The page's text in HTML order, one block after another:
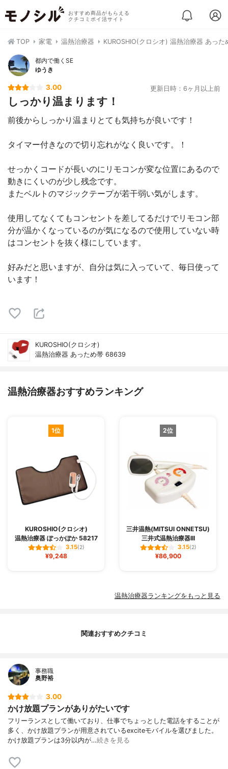
おすすめ商品がもらえる
クチコミポイ活サイト
TOP 家電 温熱治療器 KUROSHIO(クロシオ) 温熱治療器 あっ
都内で働くSE
ゆうき
3.00 更新日時：6ヶ月以上前
しっかり温まります！
前後からしっかり温まりとても気持ちが良いです！
タイマー付きなので切り忘れがなく良いです。！
せっかくコードが長いのにリモコンが変な位置にあるので
動きにくいのが少し残念です。
またベルトのマジックテープが若干弱い気がします。
使用してなくてもコンセントを差してるだけでリモコン部
分が温かくなっているのが気になるので使用していない時
はコンセントを抜く様にしています。
好みだと思いますが、自分は気に入っていて、毎日使って
います！
KUROSHIO(クロシオ)
温熱治療器 あっため帯 68639
温熱治療器おすすめランキング
1位
KUROSHIO(クロシオ)
温熱治療器 ぽっかぽか 58217
3.15(2)
¥9,248
2位
三井温熱(MITSUI ONNETSU)
三井式温熱治療器III
3.15(2)
¥86,900
温熱治療器ランキングをもっと見る
関連おすすめクチコミ
事務職
奥野裕
3.00
かけ放題プランがありがたいです
フリーランスとして働いており、仕事でちょっとした電話をすることが
多く、かけ放題プランが用意されているexciteモバイルを選びました。
かけ放題プランは3分以内が…続きを見る